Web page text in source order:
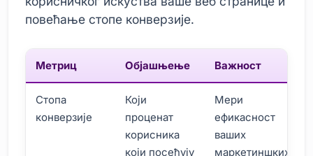
повећање стопе конверзије.
Метриц Објашњење Важност
Стопа
конверзије
Који
проценат
корисника
који посећују
Мери
ефикасност
ваших
маркетиншких